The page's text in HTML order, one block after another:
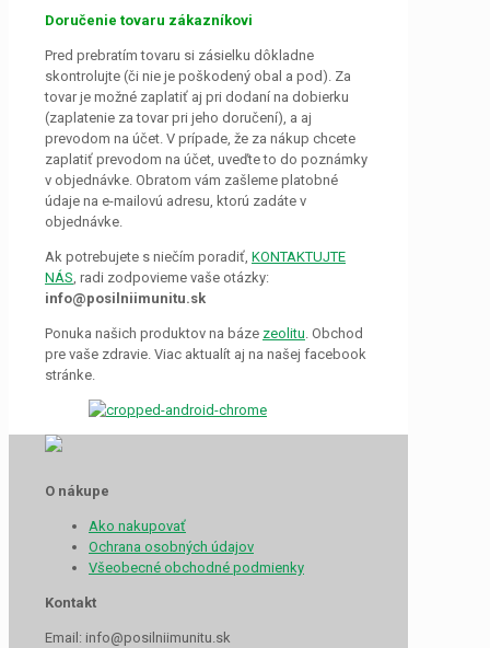
Doručenie tovaru zákazníkovi
Pred prebratím tovaru si zásielku dôkladne
skontrolujte (či nie je poškodený obal a pod). Za
tovar je možné zaplatiť aj pri dodaní na dobierku
(zaplatenie za tovar pri jeho doručení), a aj
prevodom na účet. V prípade, že za nákup chcete
zaplatiť prevodom na účet, uveďte to do poznámky
v objednávke. Obratom vám zašleme platobné
údaje na e-mailovú adresu, ktorú zadáte v
objednávke.
Ak potrebujete s niečím poradiť, KONTAKTUJTE
NÁS , radi zodpovieme vaše otázky:
info@posilniimunitu.sk
Ponuka našich produktov na báze zeolitu . Obchod
pre vaše zdravie. Viac aktualít aj na našej facebook
stránke.
O nákupe
Ako nakupovať
Ochrana osobných údajov
Všeobecné obchodné podmienky
Kontakt
Email: info@posilniimunitu.sk